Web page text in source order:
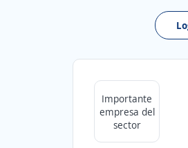
Importante
empresa del
sector